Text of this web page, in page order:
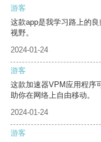
游客
这款app是我学习路上的
视野。
2024-01-24
游客
这款加速器VPM应用程序
助你在网络上自由移动。
2024-01-24
游客